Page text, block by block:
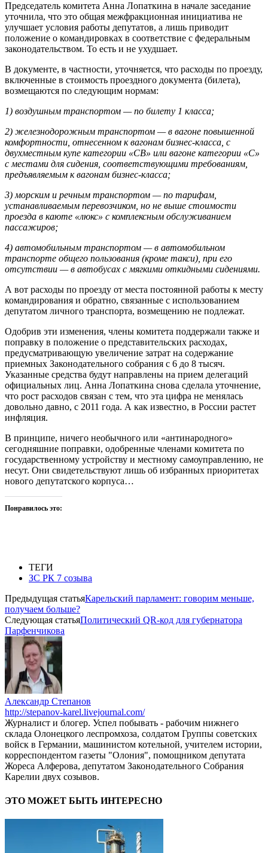
Председатель комитета Анна Лопаткина в начале заседание
уточнила, что это общая межфракционная инициатива не
улучшает условия работы депутатов, а лишь приводит
положение о командировках в соответствие с федеральным
законодательством. То есть и не ухудшает.
В документе, в частности, уточняется, что расходы по проезду,
включенные в стоимость проездного документа (билета),
возмещаются по следующим нормам:
1) воздушным транспортом — по билету 1 класса;
2) железнодорожным транспортом — в вагоне повышенной
комфортности, отнесенном к вагонам бизнес-класса, с
двухместным купе категории «СВ» или вагоне категории «С»
с местами для сидения, соответствующими требованиям,
предъявляемым к вагонам бизнес-класса;
3) морским и речным транспортом — по тарифам,
устанавливаемым перевозчиком, но не выше стоимости
проезда в каюте «люкс» с комплексным обслуживанием
пассажиров;
4) автомобильным транспортом — в автомобильном
транспорте общего пользования (кроме такси), при его
отсутствии — в автобусах с мягкими откидными сидениями.
А вот расходы по проезду от места постоянной работы к месту
командирования и обратно, связанные с использованием
депутатом личного транспорта, возмещению не подлежат.
Одобрив эти изменения, члены комитета поддержали также и
поправку в положение о представительских расходах,
предусматривающую увеличение затрат на содержание
приемных Законодательного собрания с 6 до 8 тысяч.
Указанные средства будут направлены на прием делегаций
официальных лиц. Анна Лопаткина снова сделала уточнение,
что рост расходов связан с тем, что эта цифра не менялась
довольно давно, с 2011 года. А как известно, в России растет
инфляция.
В принципе, ничего необычного или «антинародного»
сегодняшние поправки, одобренные членами комитета по
государственному устройству и местному самоуправлению, не
несут. Они свидетельствуют лишь об избранных приоритетах
нового депутатского корпуса…
Понравилось это:
ТЕГИ
ЗС РК 7 созыва
Предыдущая статьяКарельский парламент: говорим меньше,
получаем больше?
Следующая статьяПолитический QR-код для губернатора
Парфенчикова
Александр Степанов
http://stepanov-karel.livejournal.com/
Журналист и блогер. Успел побывать - рабочим нижнего
склада Олонецкого леспромхоза, солдатом Группы советских
войск в Германии, машинистом котельной, учителем истории,
корреспондентом газеты "Олония", помощником депутата
Жореса Алферова, депутатом Законодательного Собрания
Карелии двух созывов.
ЭТО МОЖЕТ БЫТЬ ИНТЕРЕСНО